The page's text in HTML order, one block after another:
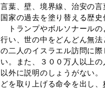
言葉、壁、境界線、治安の
国家の過去を塗り替える歴
トランプやボルソナールの
行い、世の中をどんどん無
の二人のイスラエル訪問に
い。また、３００万人以上
以外に説明のしょうがない
どを取り上げる命令を出し、